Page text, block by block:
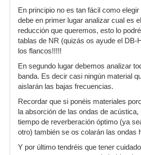
En principio no es tan fácil como
debe en primer lugar analizar cual es
reducción que queremos, esto lo
tablas de NR (quizás os ayude el DB-
los flancos!!!!!
En segundo lugar debemos analizar
banda. Es decir casi ningún material
aislarán las bajas frecuencias.
Recordar que si ponéis materiales
la absorción de las ondas de acústica,
tiempo de reverberación óptimo (ya
otro) también se os colarán las ondas
Y por último tendréis que tener